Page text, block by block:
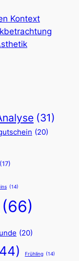
Kontext
(31)
(20)
(17)
(14)
(66)
(20)
Frühling (14)